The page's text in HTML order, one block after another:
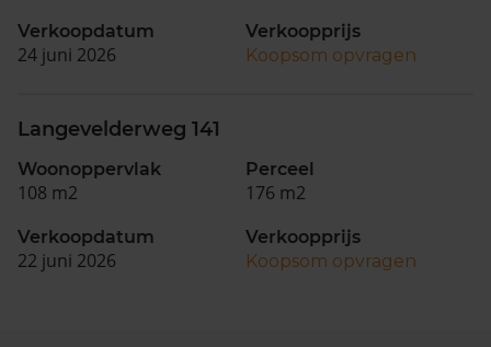
Verkoopdatum
24 juni 2026
Verkoopprijs
Koopsom opvragen
Langevelderweg 141
Woonoppervlak
108 m2
Perceel
176 m2
Verkoopdatum
22 juni 2026
Verkoopprijs
Koopsom opvragen